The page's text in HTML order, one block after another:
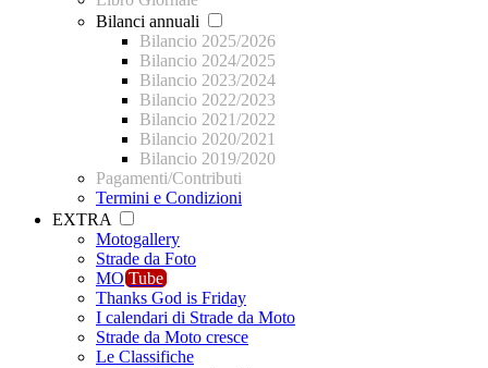
Bilanci annuali
Bilancio 2025/2026
Bilancio 2024/2025
Bilancio 2023/2024
Bilancio 2022/2023
Bilancio 2021/2022
Bilancio 2020/2021
Bilancio 2019/2020
Pagamenti/Contributi
Termini e Condizioni
EXTRA
Motogallery
Strade da Foto
MO Tube
Thanks God is Friday
I calendari di Strade da Moto
Strade da Moto cresce
Le Classifiche